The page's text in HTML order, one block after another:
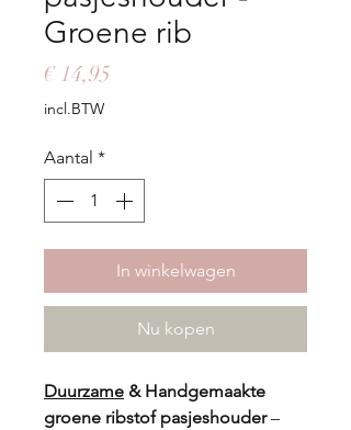
Groene rib
€ 14,95
incl.BTW
Aantal *
In winkelwagen
Nu kopen
Duurzame & Handgemaakte
groene ribstof pasjeshouder–